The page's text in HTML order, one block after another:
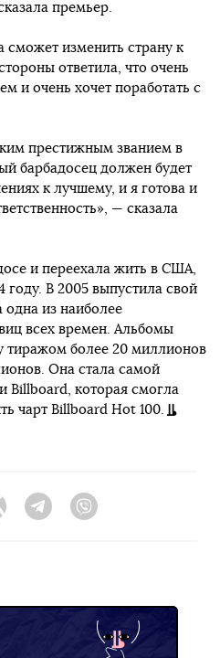
премьер.
сможет изменить страну к
ответила, что очень
и очень хочет поработать с
престижным званием в
барбадосец должен будет
к лучшему, и я готова и
— сказала
и переехала жить в США,
году. В 2005 выпустила свой
из наиболее
всех времен. Альбомы
тиражом более 20 миллионов
Она стала самой
Billboard, которая смогла
чарт Billboard Hot 100.
Twitter Telegram